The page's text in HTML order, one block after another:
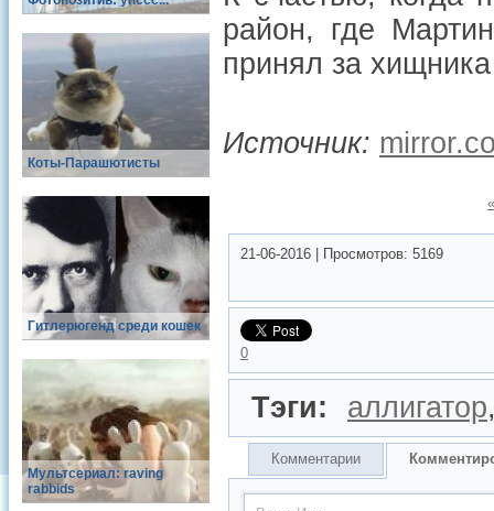
Коты-Парашютисты
Гитлерюгенд среди кошек
Мультсериал: raving
rabbids
район, где
принял за
Источник:
21-06-2016 Просмотров: 5169
0
Тэги: аллигатор
Комментарии